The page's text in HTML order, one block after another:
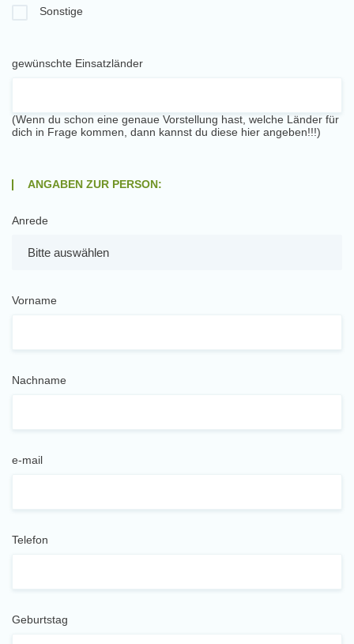
Sonstige
gewünschte Einsatzländer
(Wenn du schon eine genaue Vorstellung hast, welche Länder für
dich in Frage kommen, dann kannst du diese hier angeben!!!)
ANGABEN ZUR PERSON:
Anrede
Vorname
Nachname
e-mail
Telefon
Geburtstag